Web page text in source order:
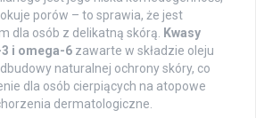
porów – to sprawia, że jest
dla osób z delikatną skórą. Kwasy
i omega-6 zawarte w składzie oleju
naturalnej ochrony skóry, co
dla osób cierpiących na atopowe
dermatologiczne.